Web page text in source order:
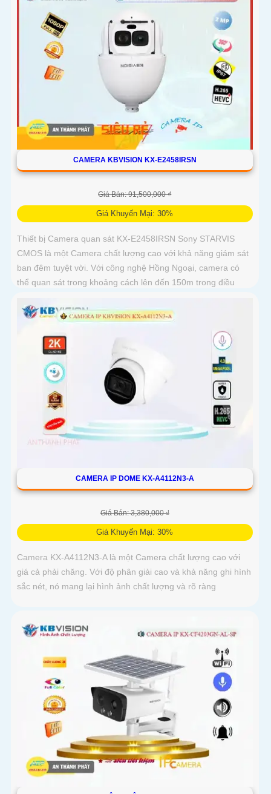
CAMERA KBVISION KX-E2458IRSN
Giá Bán: 91,500,000 ₫
Giá Khuyến Mại: 30%
Thiết bị Camera quan sát KX-E2458IRSN Sony STARVIS
CMOS là một Camera chất lượng cao với khả năng giám sát
ban đêm tuyệt vời. Với công nghệ Hồng Ngoại, camera có
thể quan sát trong khoảng cách lên đến 150m trong điều
CAMERA IP DOME KX-A4112N3-A
Giá Bán: 3,380,000 ₫
Giá Khuyến Mại: 30%
Camera KX-A4112N3-A là một Camera chất lượng cao với
giá cả phải chăng. Với độ phân giải cao và khả năng ghi hình
sắc nét, nó mang lại hình ảnh chất lượng và rõ ràng